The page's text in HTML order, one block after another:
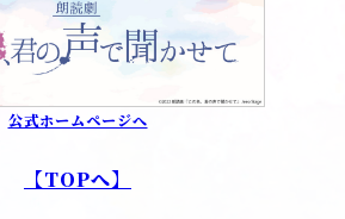
公式ホームページへ
【TOPへ】